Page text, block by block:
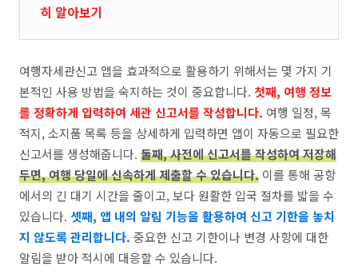
히 알아보기
여행자세관신고 앱을 효과적으로 활용하기 위해서는 몇 가지 기
본적인 사용 방법을 숙지하는 것이 중요합니다. 첫째, 여행 정보
를 정확하게 입력하여 세관 신고서를 작성합니다. 여행 일정, 목
적지, 소지품 목록 등을 상세하게 입력하면 앱이 자동으로 필요한
신고서를 생성해줍니다. 둘째, 사전에 신고서를 작성하여 저장해
두면, 여행 당일에 신속하게 제출할 수 있습니다. 이를 통해 공항
에서의 긴 대기 시간을 줄이고, 보다 원활한 입국 절차를 밟을 수
있습니다. 셋째, 앱 내의 알림 기능을 활용하여 신고 기한을 놓치
지 않도록 관리합니다. 중요한 신고 기한이나 변경 사항에 대한
알림을 받아 적시에 대응할 수 있습니다.